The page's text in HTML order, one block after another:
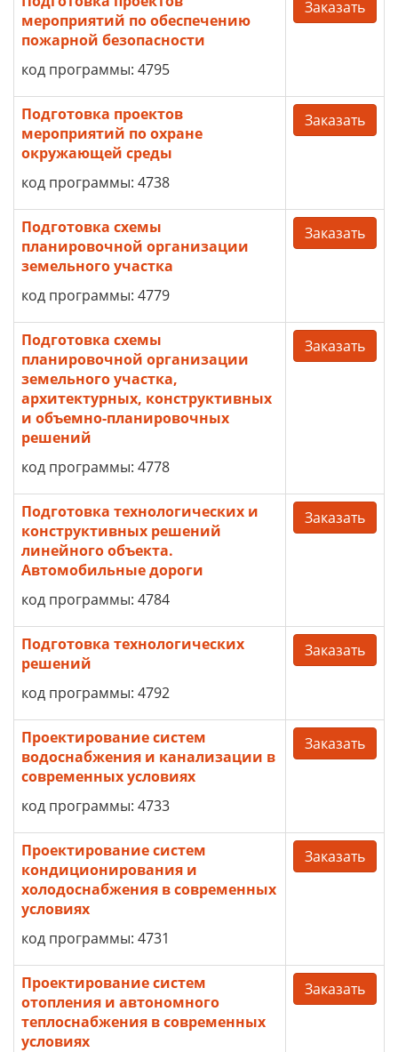
мероприятий по обеспечению
пожарной безопасности
код программы: 4795
Заказать
Подготовка проектов
мероприятий по охране
окружающей среды
код программы: 4738
Заказать
Подготовка схемы
планировочной организации
земельного участка
код программы: 4779
Заказать
Подготовка схемы
планировочной организации
земельного участка,
архитектурных, конструктивных
и объемно-планировочных
решений
код программы: 4778
Заказать
Подготовка технологических и
конструктивных решений
линейного объекта.
Автомобильные дороги
код программы: 4784
Заказать
Подготовка технологических
решений
код программы: 4792
Заказать
Проектирование систем
водоснабжения и канализации в
современных условиях
код программы: 4733
Заказать
Проектирование систем
кондиционирования и
холодоснабжения в современных
условиях
код программы: 4731
Заказать
Проектирование систем
отопления и автономного
теплоснабжения в современных
условиях
Заказать